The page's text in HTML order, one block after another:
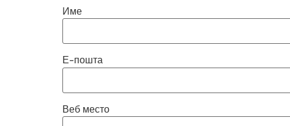
Име
Е-пошта
Веб место